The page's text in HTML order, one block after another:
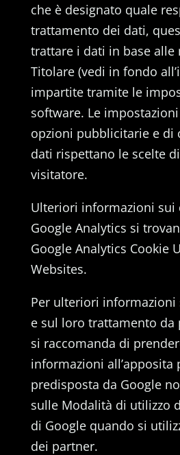
che è designato quale
trattamento dei dati,
trattare i dati in base alle
Titolare (vedi in fondo
impartite tramite le
software. Le
opzioni pubblicitarie e di
dati rispettano le scelte
visitatore.
Ulteriori informazioni sui
Google Analytics si
Google Analytics Cookie
Websites.
Per ulteriori informazioni
e sul loro trattamento da
si raccomanda di
informazioni all’apposita
predisposta da Google
sulle Modalità di utilizzo
di Google quando si
dei partner.